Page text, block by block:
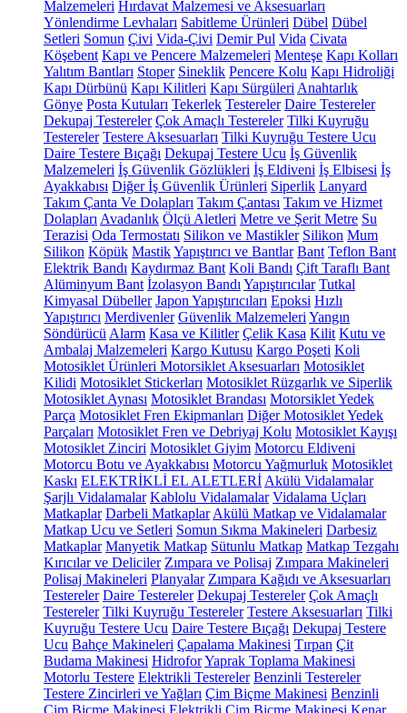
Malzemeleri Hırdavat Malzemesi ve Aksesuarları
Yönlendirme Levhaları Sabitleme Ürünleri Dübel Dübel
Setleri Somun Çivi Vida-Çivi Demir Pul Vida Civata
Köşebent Kapı ve Pencere Malzemeleri Menteşe Kapı Kolları
Yalıtım Bantları Stoper Sineklik Pencere Kolu Kapı Hidroliği
Kapı Dürbünü Kapı Kilitleri Kapı Sürgüleri Anahtarlık
Gönye Posta Kutuları Tekerlek Testereler Daire Testereler
Dekupaj Testereler Çok Amaçlı Testereler Tilki Kuyruğu
Testereler Testere Aksesuarları Tilki Kuyruğu Testere Ucu
Daire Testere Bıçağı Dekupaj Testere Ucu İş Güvenlik
Malzemeleri İş Güvenlik Gözlükleri İş Eldiveni İş Elbisesi İş
Ayakkabısı Diğer İş Güvenlik Ürünleri Siperlik Lanyard
Takım Çanta Ve Dolapları Takım Çantası Takım ve Hizmet
Dolapları Avadanlık Ölçü Aletleri Metre ve Şerit Metre Su
Terazisi Oda Termostatı Silikon ve Mastikler Silikon Mum
Silikon Köpük MastikYapıştırıcı ve Bantlar Bant Teflon Bant
Elektrik Bandı Kaydırmaz Bant Koli Bandı Çift Taraflı Bant
Alüminyum Bant İzolasyon Bandı Yapıştırıcılar Tutkal
Kimyasal Dübeller Japon Yapıştırıcıları Epoksi Hızlı
Yapıştırıcı Merdivenler Güvenlik Malzemeleri Yangın
Söndürücü Alarm Kasa ve Kilitler Çelik Kasa Kilit Kutu ve
Ambalaj Malzemeleri Kargo Kutusu Kargo Poşeti Koli
Motosiklet Ürünleri Motorsiklet Aksesuarları Motosiklet
Kilidi Motosiklet Stickerları Motosiklet Rüzgarlık ve Siperlik
Motosiklet Aynası Motosiklet Brandası Motorsiklet Yedek
Parça Motosiklet Fren Ekipmanları Diğer Motosiklet Yedek
Parçaları Motosiklet Fren ve Debriyaj Kolu Motosiklet Kayışı
Motosiklet Zinciri Motosiklet Giyim Motorcu Eldiveni
Motorcu Botu ve Ayakkabısı Motorcu Yağmurluk Motosiklet
Kaskı ELEKTRİKLİ EL ALETLERİ Akülü Vidalamalar
Şarjlı Vidalamalar Kablolu Vidalamalar Vidalama Uçları
Matkaplar Darbeli Matkaplar Akülü Matkap ve Vidalamalar
Matkap Ucu ve Setleri Somun Sıkma Makineleri Darbesiz
Matkaplar Manyetik Matkap Sütunlu Matkap Matkap Tezgahı
Kırıcılar ve Deliciler Zımpara ve Polisaj Zımpara Makineleri
Polisaj Makineleri Planyalar Zımpara Kağıdı ve Aksesuarları
Testereler Daire Testereler Dekupaj Testereler Çok Amaçlı
Testereler Tilki Kuyruğu Testereler Testere Aksesuarları Tilki
Kuyruğu Testere Ucu Daire Testere Bıçağı Dekupaj Testere
Ucu Bahçe Makineleri Çapalama Makinesi Tırpan Çit
Budama Makinesi HidroforYaprak Toplama Makinesi
Motorlu Testere Elektrikli Testereler Benzinli Testereler
Testere Zincirleri ve Yağları Çim Biçme Makinesi Benzinli
Çim Biçme Makinesi Elektrikli Çim Biçme Makinesi Kenar